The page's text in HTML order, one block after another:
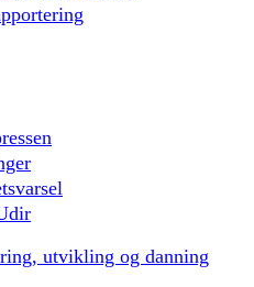
utvikling og danning